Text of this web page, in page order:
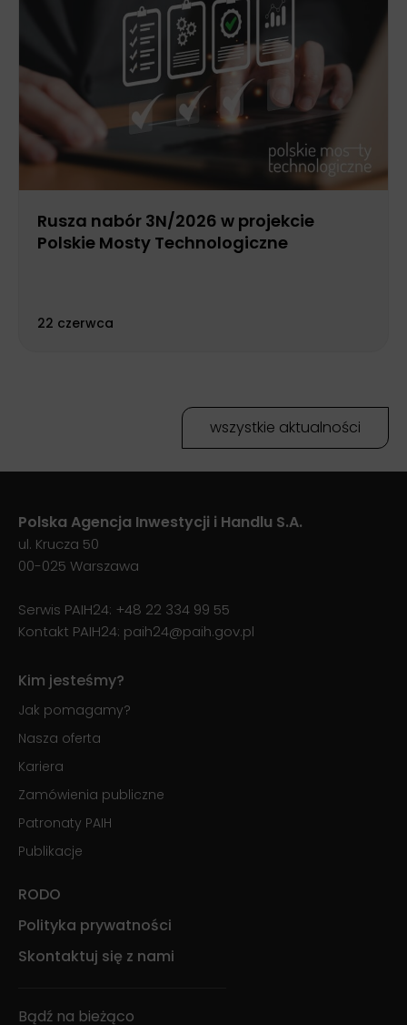
Rusza nabór 3N/2026 w projekcie
Polskie Mosty Technologiczne
22 czerwca
wszystkie aktualności
Polska Agencja Inwestycji i Handlu S.A.
ul. Krucza 50
00-025 Warszawa
Serwis PAIH24: +48 22 334 99 55
Kontakt PAIH24: paih24@paih.gov.pl
Kim jesteśmy?
Jak pomagamy?
Nasza oferta
Kariera
Zamówienia publiczne
Patronaty PAIH
Publikacje
RODO
Polityka prywatności
Skontaktuj się z nami
Bądź na bieżąco